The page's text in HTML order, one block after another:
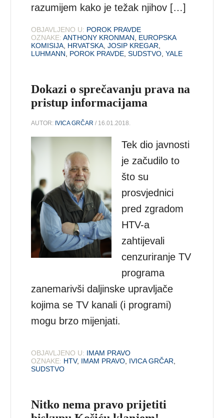
razumijem kako je težak njihov […]
OBJAVLJENO U: POROK PRAVDE
OZNAKE: ANTHONY KRONMAN, EUROPSKA
KOMISIJA, HRVATSKA,JOSIP KREGAR,
LUHMANN, POROK PRAVDE,SUDSTVO,YALE
Dokazi o sprečavanju prava na
pristup informacijama
AUTOR: IVICA GRČAR / 16.01.2018.
Tek dio javnosti
je začudilo to
što su
prosvjednici
pred zgradom
HTV-a
zahtijevali
cenzuriranje TV
programa
zanemarivši daljinske upravljače
kojima se TV kanali (i programi)
mogu brzo mijenjati.
OBJAVLJENO U: IMAM PRAVO
OZNAKE: HTV, IMAM PRAVO, IVICA GRČAR,
SUDSTVO
Nitko nema pravo prijetiti